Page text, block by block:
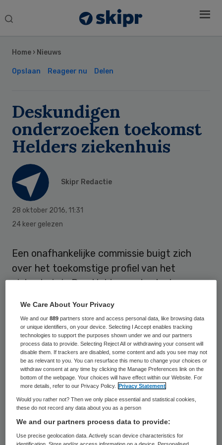
Search
Home › Nieuws
Opslaan Reageer nu Delen
Deskundigen
onderzoeken toekomst
Helders ziekenhuis
Skipr Redactie
28 oktober 2016, 11:31
24 keer gelezen
Een onafhankelijke commissie buigt zich
over het toekomstige profiel van het
ziekenhuis in Den Helder, onderdeel van
zwaarwegend advies” uitbrengen over de
toekomstige zorg op de locatie Den Helder.
Hoewel het een integrale beoordeling
betreft zal de commissiebijzondere
aandacht besteden aan de acute zorg. In
de kop van Noord-Holland leeft al geruime
de vrees dat het Helderse ziekenhuis wordt
uitgekleed door hetverdwijnen van
Sidebar
We Care About Your Privacy
We and our889 partners store and access personal data, like browsing data
or unique identifiers, on your device. Selecting I Accept enables tracking
technologies to support the purposes shown under we and our partners
process data to provide. Selecting Reject All or withdrawing your consent will
disable them. If trackers are disabled, some content and ads you see may not
be as relevant to you. You can resurface this menu to change your choices or
withdraw consent at any time by clicking the Manage Preferences link on the
bottom of the webpage. Your choices will have effect within our Website. For
more details, refer to our Privacy Policy.
Privacy Statement
Would you rather not? Then we only place essential and statistical cookies,
these do not record any data about you as a person
We and our partners process data to provide:
Use precise geolocation data. Actively scan device characteristics for